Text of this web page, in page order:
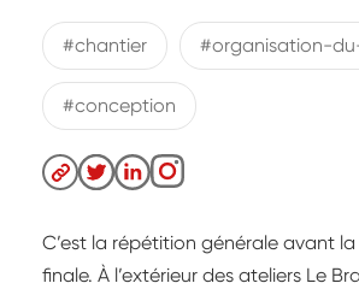
#chantier #organisation-
#conception
C’est la répétition générale avant
finale. À l’extérieur des ateliers Le